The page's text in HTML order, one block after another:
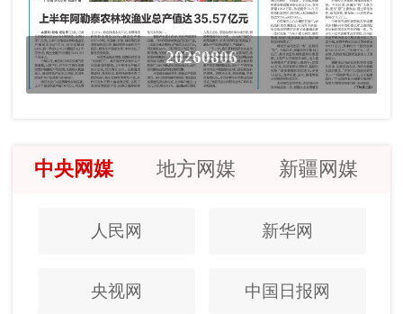
20260806
中央网媒 地方网媒 新疆网媒
人民网 新华网
央视网 中国日报网